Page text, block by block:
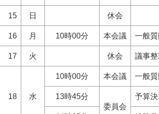
15 日 休会
16 月 10時00分 本会議 一般質
17 火 休会 議事
18 水
10時00分 本会議 一般質
13時45分
委員会
予算決